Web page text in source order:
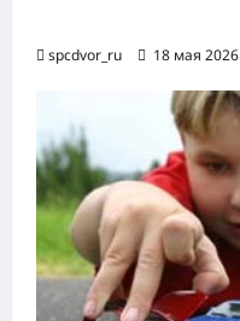
spcdvor_ru 18 мая 2026